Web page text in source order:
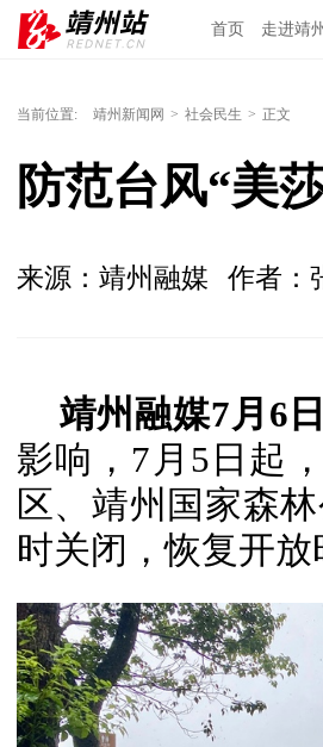
首页 走进靖州
当前位置: 靖州新闻网 > 社会民生 > 正文
防范台风“美
来源：靖州融媒 作者：
靖州融媒7月6
影响，7月5日起
区、靖州国家森
时关闭，恢复开